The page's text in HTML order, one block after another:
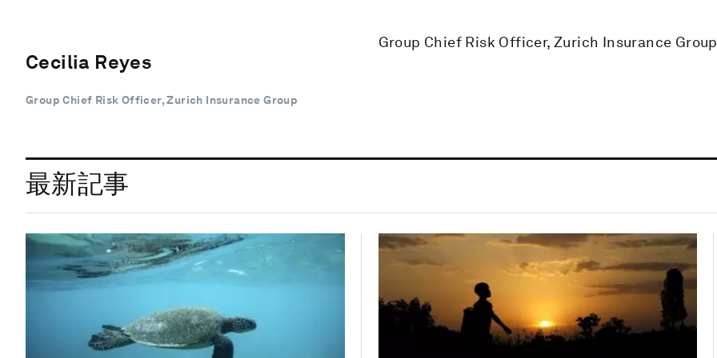
Cecilia Reyes
Group Chief Risk Officer, Zurich Insurance Group
Group Chief Risk Officer, Zurich Insurance Group
最新記事